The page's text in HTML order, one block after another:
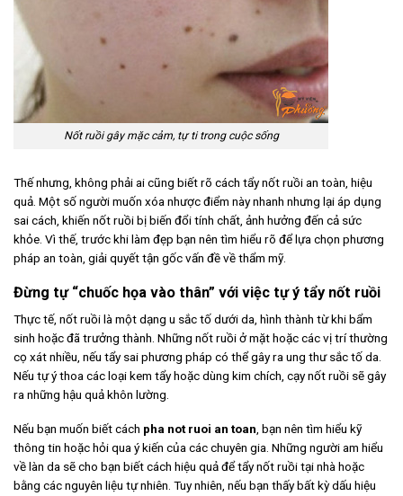
Nốt ruồi gây mặc cảm, tự ti trong cuộc sống
Thế nhưng, không phải ai cũng biết rõ cách tẩy nốt ruồi an toàn, hiệu
quả. Một số người muốn xóa nhược điểm này nhanh nhưng lại áp dụng
sai cách, khiến nốt ruồi bị biến đổi tính chất, ảnh hưởng đến cả sức
khỏe. Vì thế, trước khi làm đẹp bạn nên tìm hiểu rõ để lựa chọn phương
pháp an toàn, giải quyết tận gốc vấn đề về thẩm mỹ.
Đừng tự “chuốc họa vào thân” với việc tự ý tẩy nốt ruồi
Thực tế, nốt ruồi là một dạng u sắc tố dưới da, hình thành từ khi bẩm
sinh hoặc đã trưởng thành. Những nốt ruồi ở mặt hoặc các vị trí thường
cọ xát nhiều, nếu tẩy sai phương pháp có thể gây ra ung thư sắc tố da.
Nếu tự ý thoa các loại kem tẩy hoặc dùng kim chích, cạy nốt ruồi sẽ gây
ra những hậu quả khôn lường.
Nếu bạn muốn biết cách pha not ruoi an toan, bạn nên tìm hiểu kỹ
thông tin hoặc hỏi qua ý kiến của các chuyên gia. Những người am hiểu
về làn da sẽ cho bạn biết cách hiệu quả để tẩy nốt ruồi tại nhà hoặc
bằng các nguyên liệu tự nhiên. Tuy nhiên, nếu bạn thấy bất kỳ dấu hiệu